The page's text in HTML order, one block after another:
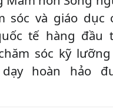
sóc và giáo dục
tế hàng đầu
sóc kỹ
hoàn hảo